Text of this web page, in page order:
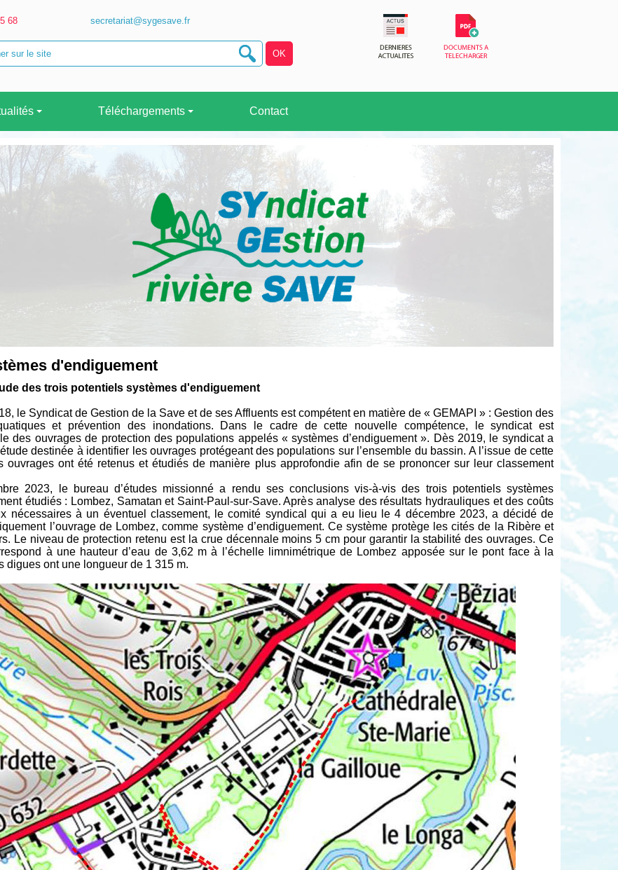
68 secretariat@sygesave.fr
Téléchargements Contact
d'endiguement
des trois potentiels systèmes d'endiguement
le Syndicat de Gestion de la Save et de ses Affluents est compétent en matière de « GEMAPI » : Gestion des
et prévention des inondations. Dans le cadre de cette nouvelle compétence, le syndicat est
des ouvrages de protection des populations appelés « systèmes d’endiguement ». Dès 2019, le syndicat a
destinée à identifier les ouvrages protégeant des populations sur l’ensemble du bassin. A l’issue de cette
ouvrages ont été retenus et étudiés de manière plus approfondie afin de se prononcer sur leur classement
2023, le bureau d’études missionné a rendu ses conclusions vis-à-vis des trois potentiels systèmes
étudiés : Lombez, Samatan et Saint-Paul-sur-Save. Après analyse des résultats hydrauliques et des coûts
nécessaires à un éventuel classement, le comité syndical qui a eu lieu le 4 décembre 2023, a décidé de
l’ouvrage de Lombez, comme système d’endiguement. Ce système protège les cités de la Ribère et
Le niveau de protection retenu est la crue décennale moins 5 cm pour garantir la stabilité des ouvrages. Ce
à une hauteur d’eau de 3,62 m à l’échelle limnimétrique de Lombez apposée sur le pont face à la
digues ont une longueur de 1 315 m.